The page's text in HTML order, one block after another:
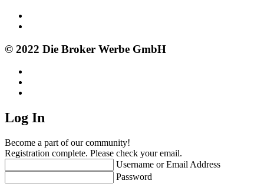
© 2022 Die Broker Werbe GmbH
Log In
Become a part of our community!
Registration complete. Please check your email.
Username or Email Address
Password